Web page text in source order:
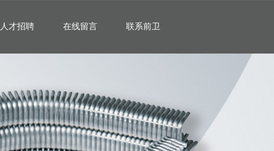
人才招聘 在线留言 联系前卫